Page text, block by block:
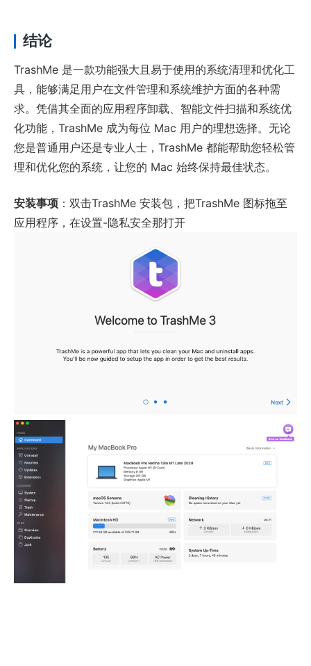
结论
TrashMe 是一款功能强大且易于使用的系统清理和优化工
具，能够满足用户在文件管理和系统维护方面的各种需
求。凭借其全面的应用程序卸载、智能文件扫描和系统优
化功能，TrashMe 成为每位 Mac 用户的理想选择。无论
您是普通用户还是专业人士，TrashMe 都能帮助您轻松管
理和优化您的系统，让您的 Mac 始终保持最佳状态。
安装事项 ：双击TrashMe 安装包，把TrashMe 图标拖至
应用程序，在设置-隐私安全那打开